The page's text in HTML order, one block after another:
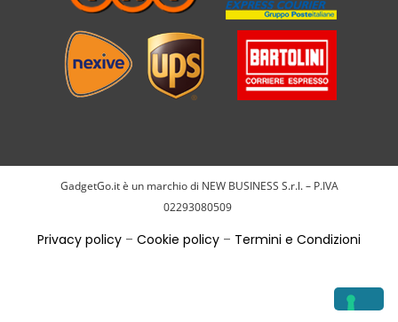
GadgetGo.it è un marchio di NEW BUSINESS S.r.l. – P.IVA
02293080509
Privacy policy – Cookie policy – Termini e Condizioni